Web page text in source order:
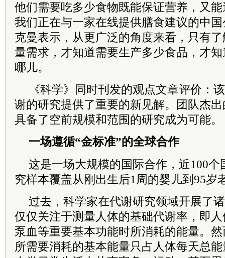
他们需要吃多少食物既能保证营养，又
我们正在与一家在线提供膳食建议的中
克曼表示，从更广泛的角度来看，只有
量需求，才知道需要生产多少食品，才
哪儿。
《科学》同时刊发的观点文章评价：
谢的研究提供了重要的新见解。团队杰
具备了空前规模和范围的研究成为可能。
一场遵循“金标准”的全球合作
这是一场大规模的国际合作，近100
究样本覆盖从刚出生后1周的婴儿到95岁
过去，科学家在代谢研究领域开展了
仅仅关注于测量人体的基础代谢率，即
泵血等重要基本功能时所消耗的能量。
所需要消耗的基本能量只占人体每天总